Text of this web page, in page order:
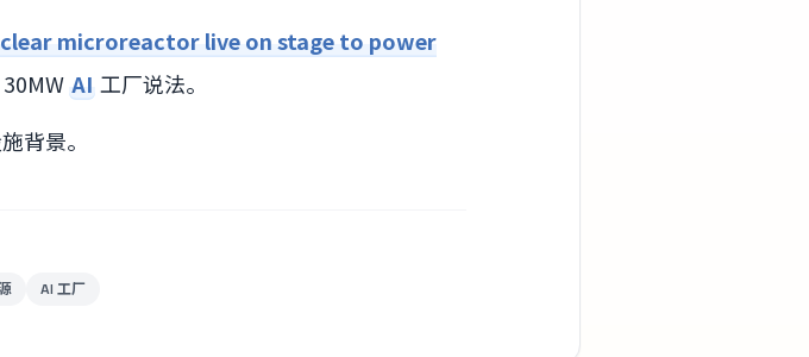
microreactor live on stage to power
AI 工厂说法。
背景。
AI 工厂